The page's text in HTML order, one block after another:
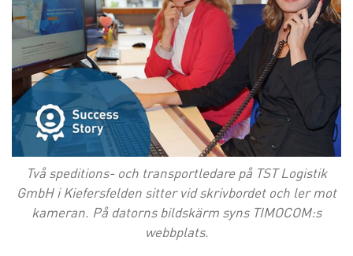
Två speditions- och transportledare på TST Logistik
GmbH i Kiefersfelden sitter vid skrivbordet och ler mot
kameran. På datorns bildskärm syns TIMOCOM:s
webbplats.